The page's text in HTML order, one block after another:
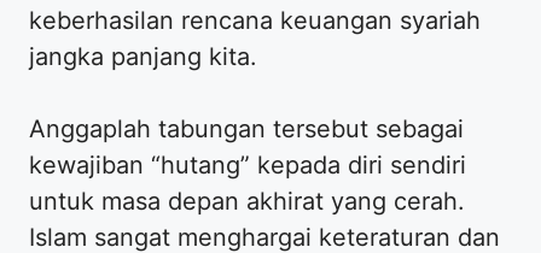
keberhasilan rencana keuangan syariah
jangka panjang kita.
Anggaplah tabungan tersebut sebagai
kewajiban “hutang” kepada diri sendiri
untuk masa depan akhirat yang cerah.
Islam sangat menghargai keteraturan dan